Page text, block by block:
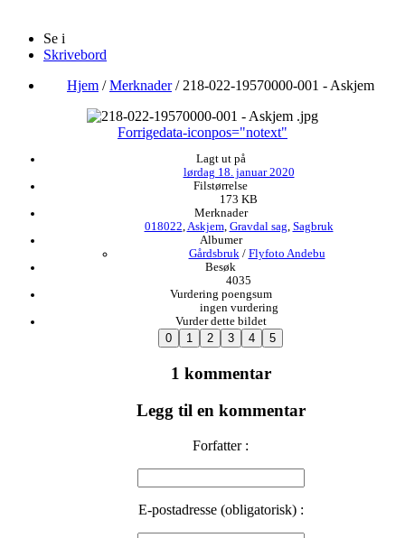
Se i
Skrivebord
Hjem /Merknader / 218-022-19570000-001 - Askjem
Forrigedata-iconpos="notext"
Lagt ut på
lørdag 18. januar 2020
Filstørrelse
173 KB
Merknader
018022 Askjem, Gravdal sag Sagbruk
Albumer
Gårdsbruk / Flyfoto Andebu
Besøk
4035
Vurdering poengsum
ingen vurdering
Vurder dette bildet
1 kommentar
Legg til en kommentar
Forfatter :
E-postadresse (obligatorisk) :